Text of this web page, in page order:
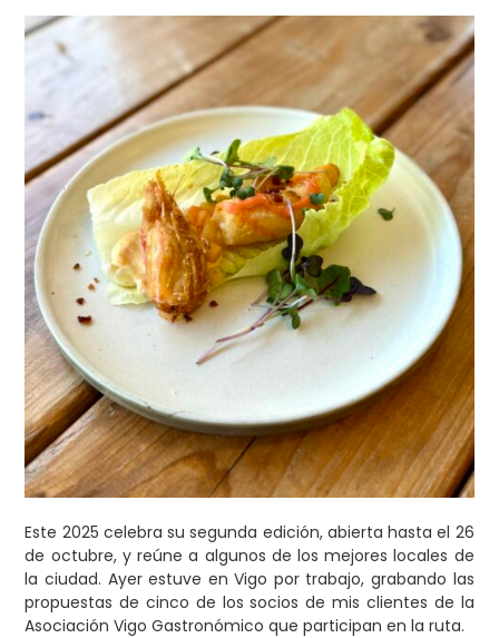
Este 2025 celebra su segunda edición, abierta hasta el 26
de octubre, y reúne a algunos de los mejores locales de
la ciudad. Ayer estuve en Vigo por trabajo, grabando las
propuestas de cinco de los socios de mis clientes de la
Asociación Vigo Gastronómico que participan en la ruta.